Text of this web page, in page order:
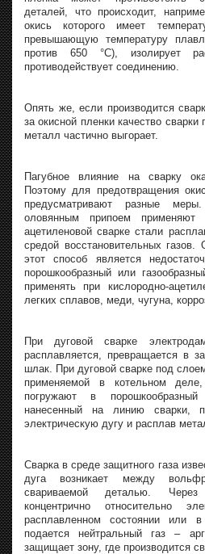
деталей, что происходит,
окись которого имеет
превышающую температуру
против 650 °C), изолирует
противодействует соединению.
Опять же, если производится
за окисной пленки качество сварки
металл частично выгорает.
Пагубное влияние на сварку
Поэтому для предотвращения
предусматривают разные
оловянным припоем
ацетиленовой сварке стали
средой восстановительных
этот способ является
порошкообразный или
применять при кислородно-
легких сплавов, меди, чугуна,
При дуговой сварке
расплавляется, превращается в
шлак. При дуговой сварке под
применяемой в котельном
погружают в
нанесенный на линию сварки,
электрическую дугу и расплав
Сварка в среде защитного газа
дуга возникает между
свариваемой деталью. Через
концентрично относительно
расплавленном состоянии или в
подается нейтральный газ –
защищает зону, где производится